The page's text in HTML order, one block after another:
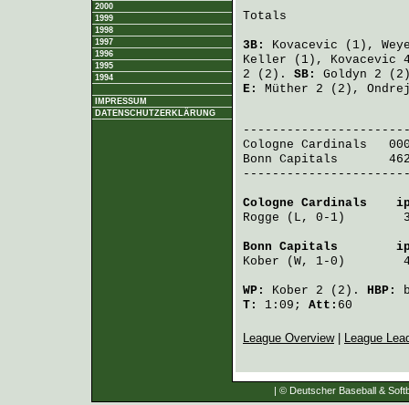
2000
1999
1998
1997
1996
1995
1994
IMPRESSUM
DATENSCHUTZERKLÄRUNG
Totals
3B: Kovacevic (1),
Keller (1), Kovacevic
2 (2). SB: Goldyn 2
E: Müther 2 (2),
Cologne Cardinals
Bonn Capitals
Cologne Cardinals
Rogge (L, 0-1)        3
Bonn Capitals
Kober (W, 1-0)
WP: Kober 2 (2). HBP:
T:
1:09; Att: 60
League Overview| League
| © Deutscher Baseball &